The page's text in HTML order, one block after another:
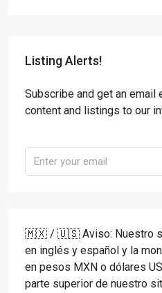
Listing Alerts!
Subscribe and get an email
content and listings to our
🇲🇽 / 🇺🇸 Aviso: Nuestro
en inglés y español y la
en pesos MXN o dólares
parte superior de nuestro